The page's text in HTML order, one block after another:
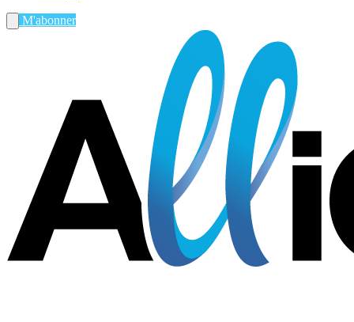
M'abonner